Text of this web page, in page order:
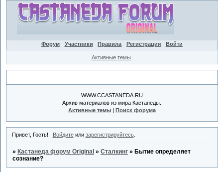
Форум Участники Правила Регистрация Войти
Активные темы
WWW.CCASTANEDA.RU
Архив материалов из мира Кастанеды.
Активные темы| Поиск форума
Привет, Гость! Войдитеили зарегистрируйтесь.
» Кастанеда форум Original »Сталкинг » Бытие определяет
сознание?